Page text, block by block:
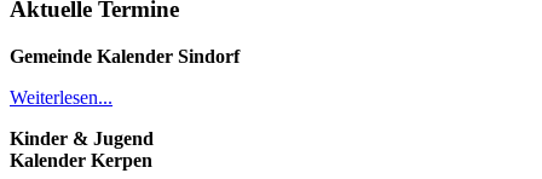
Aktuelle Termine
Gemeinde Kalender Sindorf
Weiterlesen...
Kinder & Jugend
Kalender Kerpen